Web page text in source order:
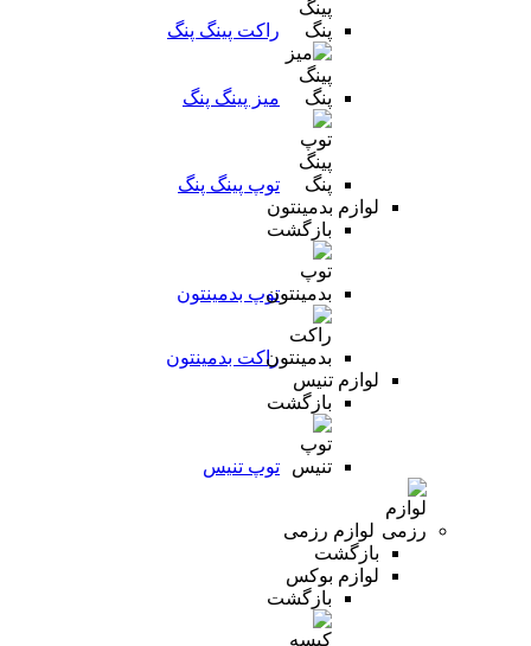
راکت پینگ پنگ
میز پینگ پنگ
توپ پینگ پنگ
لوازم بدمینتون
بازگشت
توپ بدمینتون
راکت بدمینتون
لوازم تنیس
بازگشت
توپ تنیس
لوازم رزمی
بازگشت
لوازم بوکس
بازگشت